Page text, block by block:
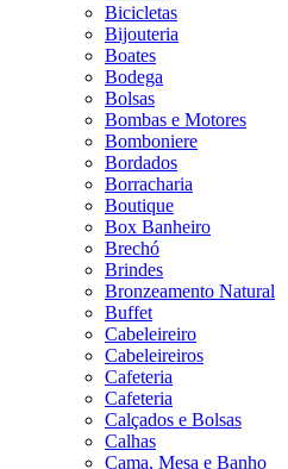
Bicicletas
Bijouteria
Boates
Bodega
Bolsas
Bombas e Motores
Bomboniere
Bordados
Borracharia
Boutique
Box Banheiro
Brechó
Brindes
Bronzeamento Natural
Buffet
Cabeleireiro
Cabeleireiros
Cafeteria
Cafeteria
Calçados e Bolsas
Calhas
Cama, Mesa e Banho